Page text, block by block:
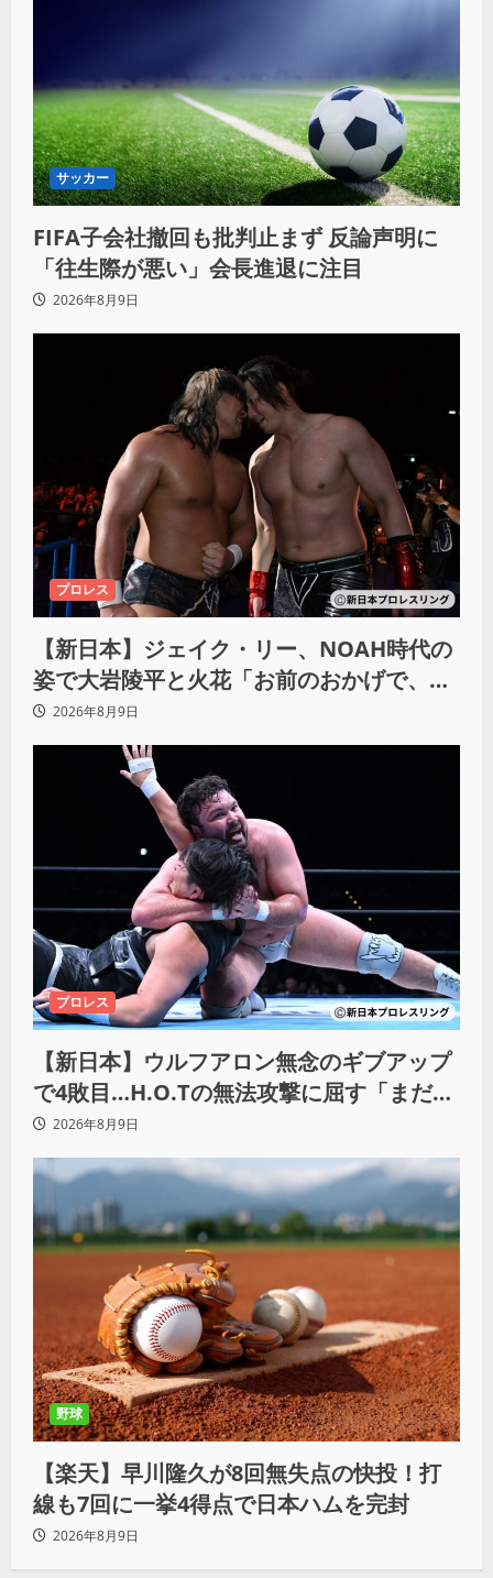
サッカー
FIFA子会社撤回も批判止まず 反論声明に
「往生際が悪い」会長進退に注目
2026年8月9日
プロレス
【新日本】ジェイク・リー、NOAH時代の
姿で大岩陵平と火花「お前のおかげで、忘
れてたもの思い出したわ」
2026年8月9日
プロレス
【新日本】ウルフアロン無念のギブアップ
で4敗目…H.O.Tの無法攻撃に屈す「まだま
だ俺自身の力はこんなもんだなって」
2026年8月9日
野球
【楽天】早川隆久が8回無失点の快投！打
線も7回に一挙4得点で日本ハムを完封
2026年8月9日